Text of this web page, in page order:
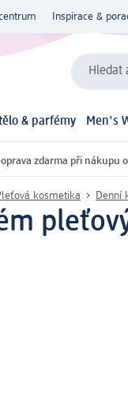
Inspirace &
Hledat
& parfémy Men's
zdarma při nákupu
kosmetika Denní